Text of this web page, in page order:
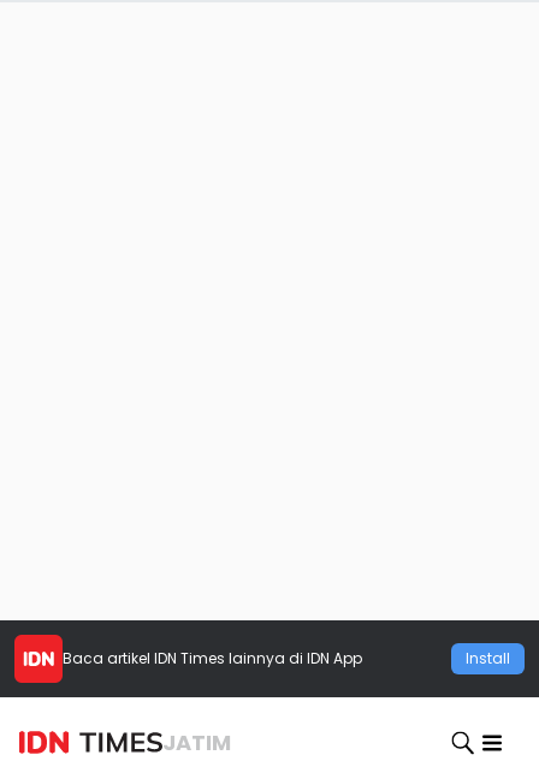
Baca artikel IDN Times lainnya di IDN App Install
JATIM